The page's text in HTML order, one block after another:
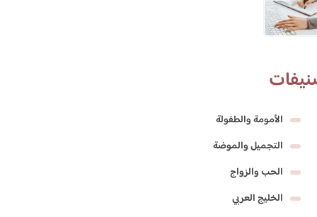
الأمومة والطفولة
التجميل والموضة
الحب والزواج
الخليج العربي